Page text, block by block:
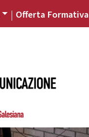
Offerta Formativa